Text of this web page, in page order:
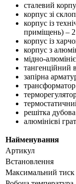
сталевий
корпус зі
корпус із
приміщень) –
корпус із
корпус з
мідно-
тангенційний
запірна
трансформатор
решітка
алюмінієві
Найменування
Артикул
Встановлення
Максимальний тиск